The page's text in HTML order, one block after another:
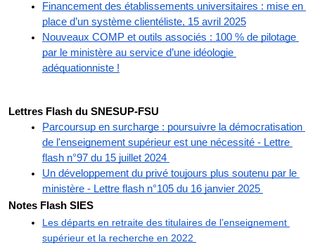
Financement des établissements universitaires : mise en
place d’un système clientéliste, 15 avril 2025
Nouveaux COMP et outils associés : 100 % de pilotage
par le ministère au service d’une idéologie
adéquationniste !
Lettres Flash du SNESUP-FSU
Parcoursup en surcharge : poursuivre la démocratisation
de l'enseignement supérieur est une nécessité - Lettre
flash n°97 du 15 juillet 2024
Un développement du privé toujours plus soutenu par le
ministère - Lettre flash n°105 du 16 janvier 2025
Notes Flash SIES
Les départs en retraite des titulaires de l’enseignement
supérieur et la recherche en 2022